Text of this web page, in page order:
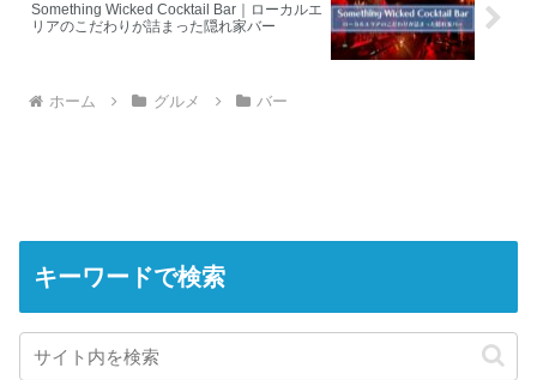
Something Wicked Cocktail Bar｜ローカルエ
リアのこだわりが詰まった隠れ家バー
ホーム グルメ バー
キーワードで検索